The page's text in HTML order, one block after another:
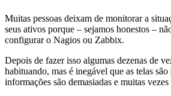
Muitas pessoas deixam de monitorar a
seus ativos porque – sejamos honestos –
configurar o Nagios ou Zabbix.
Depois de fazer isso algumas dezenas de
habituando, mas é inegável que as telas
informações são demasiadas e muitas vezes